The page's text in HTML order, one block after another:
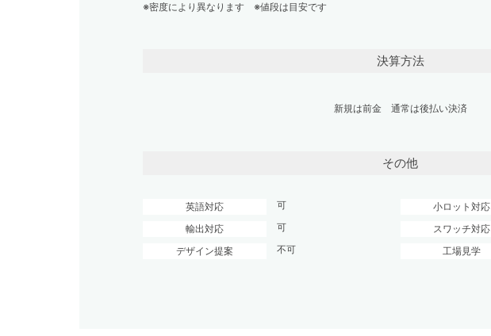
※密度により異なります ※値段は目安です
決算方法
新規は前金 通常は後払い決済
その他
英語対応 可 小ロット対応
輸出対応
可 スワッチ対応
デザイン提案
不可 工場見学